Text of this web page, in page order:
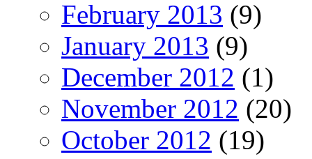
February 2013 (9)
January 2013 (9)
December 2012 (1)
November 2012 (20)
October 2012 (19)